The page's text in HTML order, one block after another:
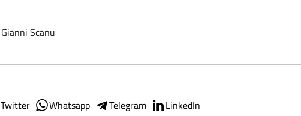
Gianni Scanu
Twitter Whatsapp Telegram LinkedIn